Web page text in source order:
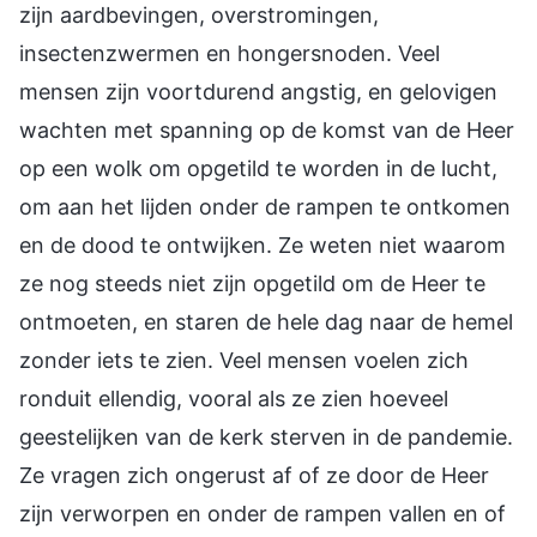
zijn aardbevingen, overstromingen,
insectenzwermen en hongersnoden. Veel
mensen zijn voortdurend angstig, en gelovigen
wachten met spanning op de komst van de Heer
op een wolk om opgetild te worden in de lucht,
om aan het lijden onder de rampen te ontkomen
en de dood te ontwijken. Ze weten niet waarom
ze nog steeds niet zijn opgetild om de Heer te
ontmoeten, en staren de hele dag naar de hemel
zonder iets te zien. Veel mensen voelen zich
ronduit ellendig, vooral als ze zien hoeveel
geestelijken van de kerk sterven in de pandemie.
Ze vragen zich ongerust af of ze door de Heer
zijn verworpen en onder de rampen vallen en of